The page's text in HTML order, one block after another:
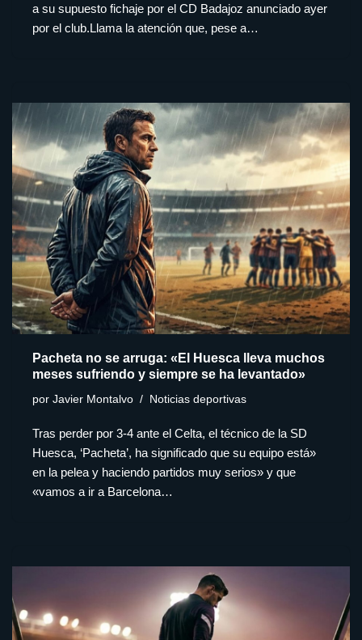
a su supuesto fichaje por el CD Badajoz anunciado ayer
por el club.Llama la atención que, pese a…
Pacheta no se arruga: «El Huesca lleva muchos
meses sufriendo y siempre se ha levantado»
por Javier Montalvo Noticias deportivas
Tras perder por 3-4 ante el Celta, el técnico de la SD
Huesca, ‘Pacheta’, ha significado que su equipo está»
en la pelea y haciendo partidos muy serios» y que
«vamos a ir a Barcelona…